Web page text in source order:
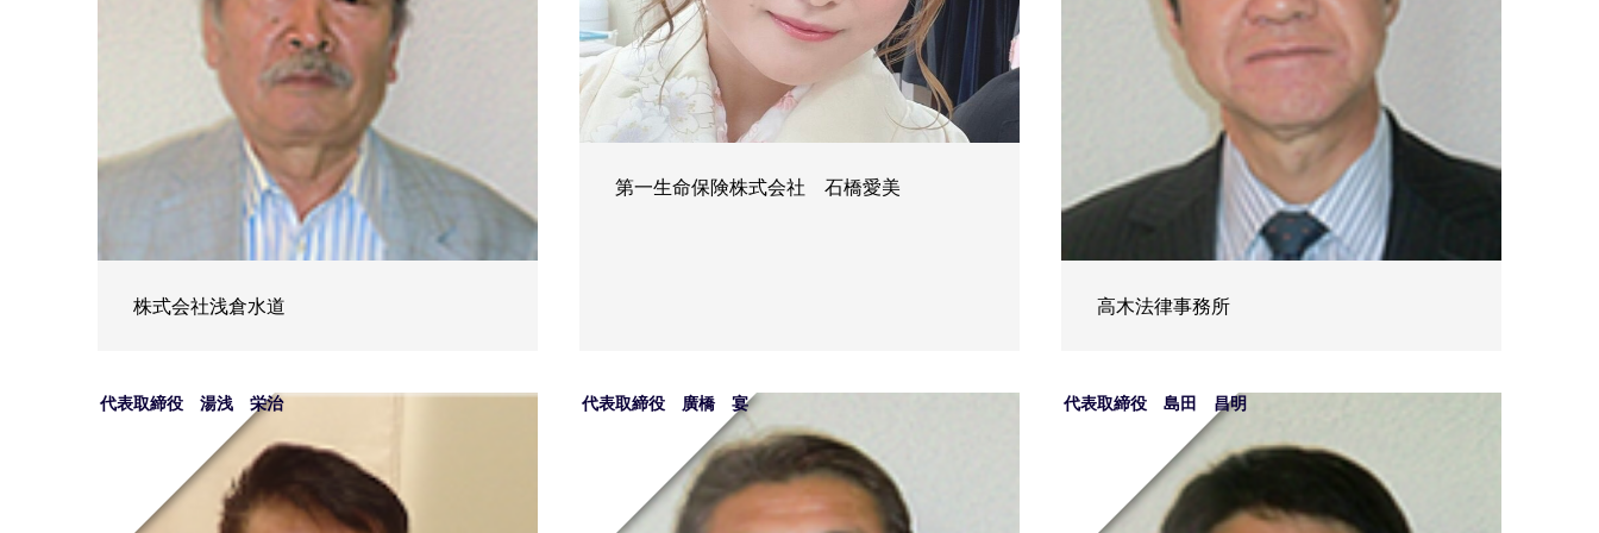
株式会社浅倉水道
第一生命保険株式会社 石橋愛美
高木法律事務所
代表取締役 湯浅 栄治 代表取締役 廣橋 宴 代表取締役 島田 昌明